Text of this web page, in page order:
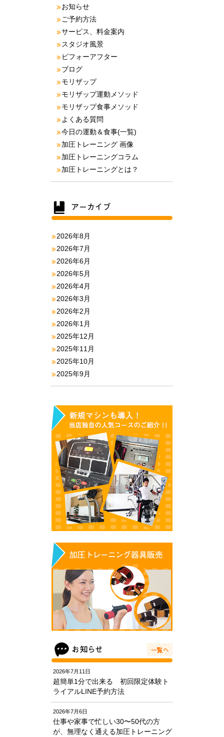
お知らせ
ご予約方法
サービス、料金案内
スタジオ風景
ビフォーアフター
ブログ
モリザップ
モリザップ運動メソッド
モリザップ食事メソッド
よくある質問
今日の運動＆食事(一覧)
加圧トレーニング 画像
加圧トレーニングコラム
加圧トレーニングとは？
2026年8月
2026年7月
2026年6月
2026年5月
2026年4月
2026年3月
2026年2月
2026年1月
2025年12月
2025年11月
2025年10月
2025年9月
2026年7月11日
超簡単1分で出来る 初回限定体験ト
ライアルLINE予約方法
2026年7月6日
仕事や家事で忙しい30〜50代の方
が、無理なく通える加圧トレーニング